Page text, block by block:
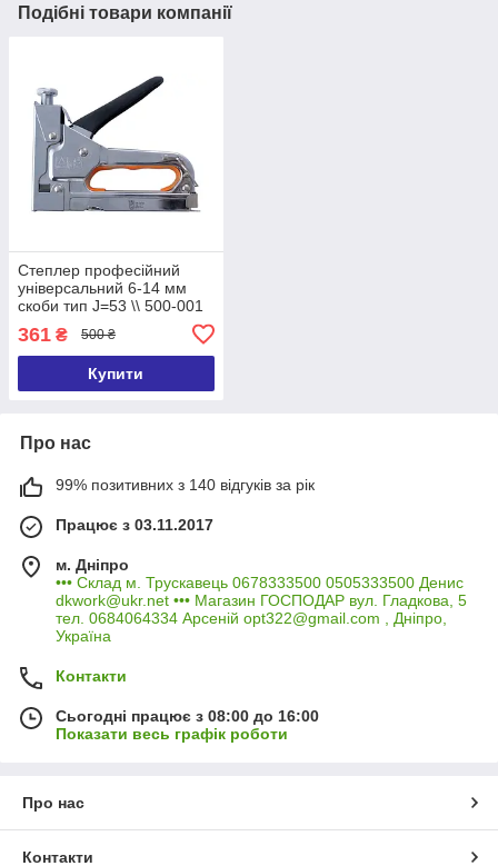
Подібні товари компанії
Степлер професійний
універсальний 6-14 мм
скоби тип J=53 \\ 500-001
361 ₴ 500 ₴
Купити
Про нас
99% позитивних з 140 відгуків за рік
Працює з 03.11.2017
м. Дніпро
••• Склад м. Трускавець 0678333500 0505333500 Денис
dkwork@ukr.net ••• Магазин ГОСПОДАР вул. Гладкова, 5
тел. 0684064334 Арсеній opt322@gmail.com , Дніпро,
Україна
Контакти
Сьогодні працює з 08:00 до 16:00
Показати весь графік роботи
Про нас
Контакти